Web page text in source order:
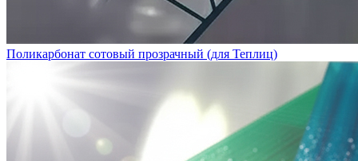
Поликарбонат сотовый прозрачный (для Теплиц)